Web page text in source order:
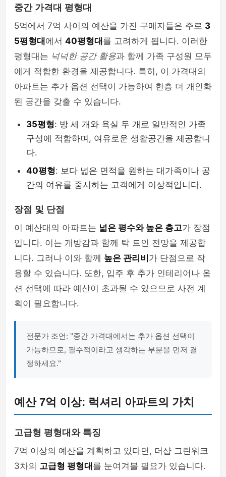
중간 가격대 평형대
5억에서 7억 사이의 예산을 가진 구매자들은 주로 3
5평형대 에서 40평형대 를 고려하게 됩니다. 이러한
평형대는 넉넉한 공간 활용과 함께 가족 구성원 모두
에게 적합한 환경을 제공합니다. 특히, 이 가격대의
아파트는 추가 옵션 선택이 가능하여 한층 더 개인화
된 공간을 갖출 수 있습니다.
35평형: 방 세 개와 욕실 두 개로 일반적인 가족
구성에 적합하며, 여유로운 생활공간을 제공합니
다.
40평형: 보다 넓은 면적을 원하는 대가족이나 공
간의 여유를 중시하는 고객에게 이상적입니다.
장점 및 단점
이 예산대의 아파트는 넓은 평수와 높은 층고가 장점
입니다. 이는 개방감과 함께 탁 트인 전망을 제공합
니다. 그러나 이와 함께 높은 관리비 가 단점으로 작
용할 수 있습니다. 또한, 입주 후 추가 인테리어나 옵
션 선택에 따라 예산이 초과될 수 있으므로 사전 계
획이 필요합니다.
전문가 조언: "중간 가격대에서는 추가 옵션 선택이
가능하므로, 필수적이라고 생각하는 부분을 먼저 결
정하세요."
예산 7억 이상: 럭셔리 아파트의 가치
고급형 평형대와 특징
7억 이상의 예산을 계획하고 있다면, 더샵 그린워크
3차의 고급형 평형대 를 눈여겨볼 필요가 있습니다.